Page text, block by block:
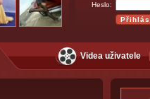
Heslo:
Videa uživatele